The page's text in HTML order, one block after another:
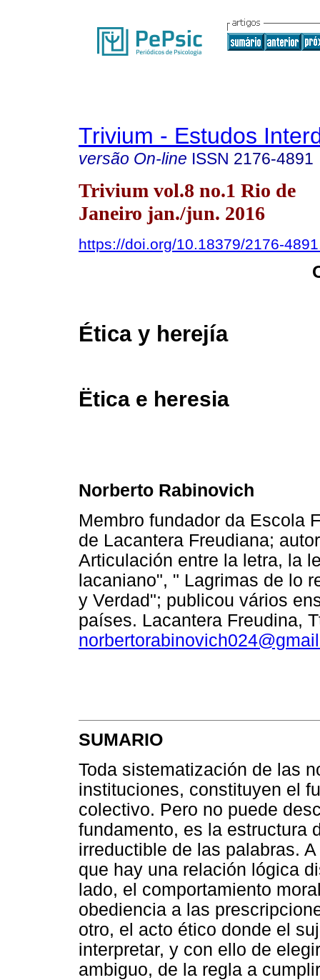
Trivium - Estudos
versão On-line ISSN 2176-4891
Trivium vol.8 no.1 Rio de
Janeiro jan./jun. 2016
https://doi.org/10.18379/2176-
Ética y herejía
Ëtica e heresia
Norberto Rabinovich
Membro fundador da Escola
de Lacantera Freudiana;
Articulación entre la letra, la
lacaniano", " Lagrimas de lo
y Verdad"; publicou vários
países. Lacantera Freudina,
SUMARIO
Toda sistematización de las
instituciones, constituyen el
colectivo. Pero no puede
fundamento, es la estructura
irreductible de las palabras.
que hay una relación lógica
lado, el comportamiento
obediencia a las
otro, el acto ético donde el
interpretar, y con ello de
ambiguo, de la regla a